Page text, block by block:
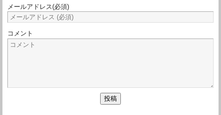
メールアドレス(必須)
コメント